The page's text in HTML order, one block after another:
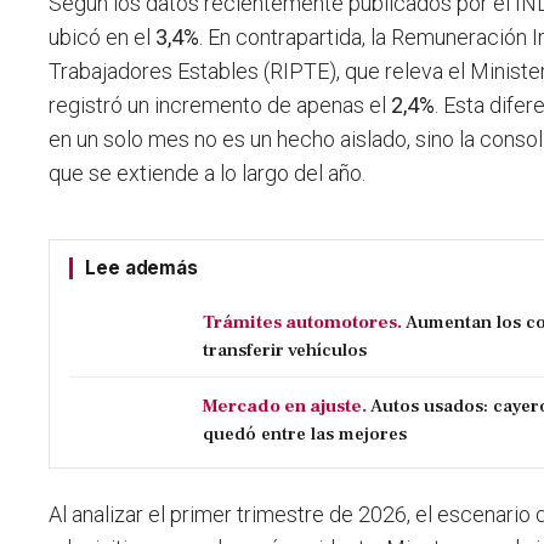
ubicó en el 3,4% . En contrapartida, la
Trabajadores Estables (RIPTE), que releva el
registró un incremento de apenas el 2,4% . Esta
en un solo mes no es un hecho aislado, sino la
que se extiende a lo largo del año.
Lee además
Trámites automotores.Aumentan los
transferir vehículos
Mercado en ajuste.Autos usados:
quedó entre las mejores
Al analizar el primer trimestre de 2026, el escenario